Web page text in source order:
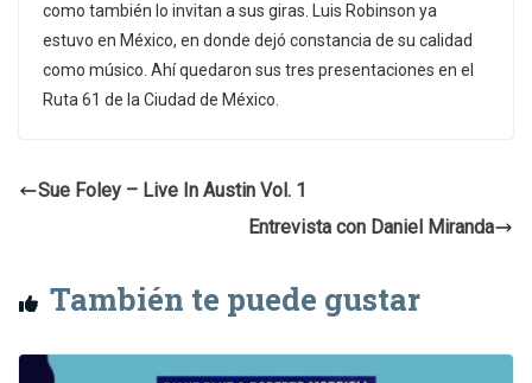
como también lo invitan a sus giras. Luis Robinson ya
estuvo en México, en donde dejó constancia de su calidad
como músico. Ahí quedaron sus tres presentaciones en el
Ruta 61 de la Ciudad de México.
Sue Foley – Live In Austin Vol. 1
Entrevista con Daniel Miranda
También te puede gustar